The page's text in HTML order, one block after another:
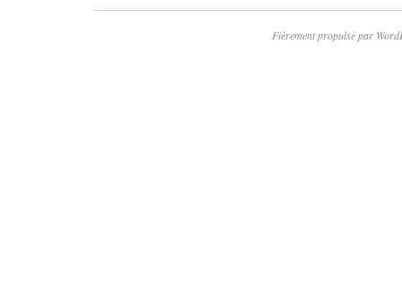
Fièrement propulsé par